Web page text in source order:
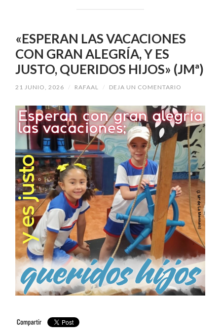
«ESPERAN LAS VACACIONES
CON GRAN ALEGRÍA, Y ES
JUSTO, QUERIDOS HIJOS» (JMª)
21 JUNIO, 2026 / RAFAAL / DEJA UN COMENTARIO